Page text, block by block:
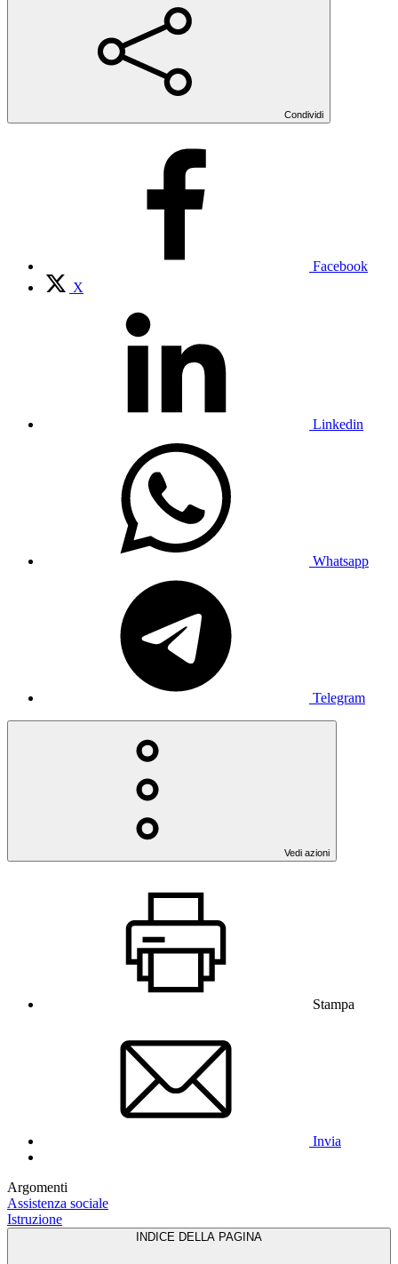
Condividi
Facebook
X
Linkedin
Whatsapp
Telegram
Vedi azioni
Stampa
Invia
Argomenti
Assistenza sociale
Istruzione
INDICE DELLA PAGINA